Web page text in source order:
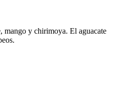
mango y chirimoya. El aguacate